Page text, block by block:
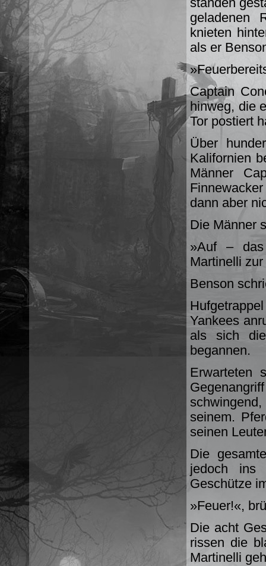
geladenen
knieten
als er
Captain
hinweg, die
Tor postiert
Über
Kalifornien
Männer
dann aber
Die Männer
»Auf – das
Martinelli
Benson
Yankees
als sich
begannen.
Erwarteten
seinem.
seinen
Die
jedoch ins
Geschütze
»Feuer!«,
Die acht
rissen die
Martinelli